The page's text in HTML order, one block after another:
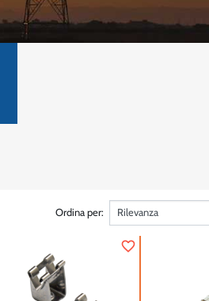
Ordina per:
favorite_border